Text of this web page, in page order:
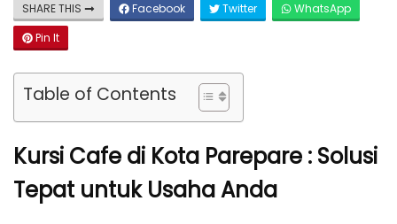
SHARE THIS Facebook Twitter
WhatsApp
Pin It
Table of Contents
Kursi Cafe di Kota Parepare : Solusi
Tepat untuk Usaha Anda